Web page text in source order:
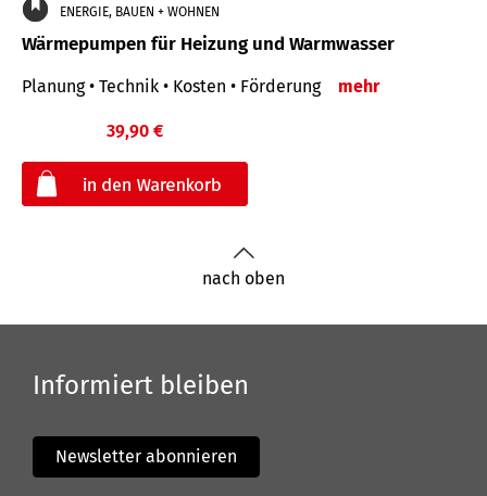
ENERGIE, BAUEN + WOHNEN
Wärmepumpen für Heizung und Warmwasser
Planung • Technik • Kosten • Förderung mehr
39,90 €
nach oben
Informiert bleiben
Newsletter abonnieren